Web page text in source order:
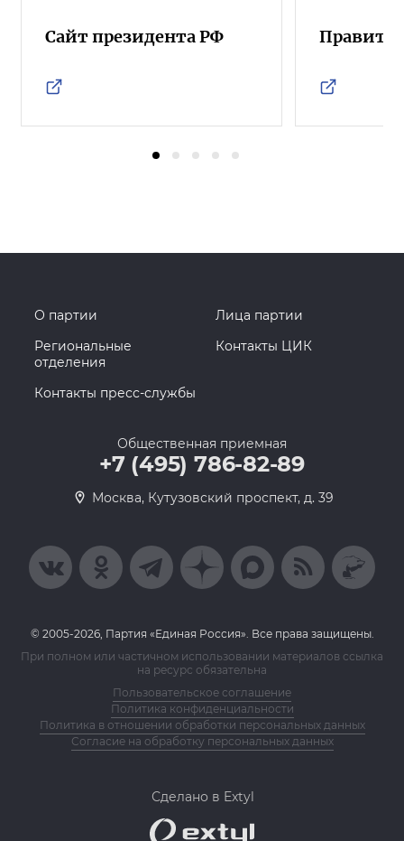
Сайт президента РФ
О партии
Лица партии
Региональные
отделения
Контакты ЦИК
Контакты пресс-службы
Общественная приемная
+7 (495) 786-82-89
Москва, Кутузовский проспект, д. 39
© 2005-2026, Партия «Единая Россия». Все права защищены.
При полном или частичном использовании материалов ссылка
на ресурс обязательна
Пользовательское соглашение
Политика конфиденциальности
Политика в отношении обработки персональных данных
Согласие на обработку персональных данных
Сделано в Extyl